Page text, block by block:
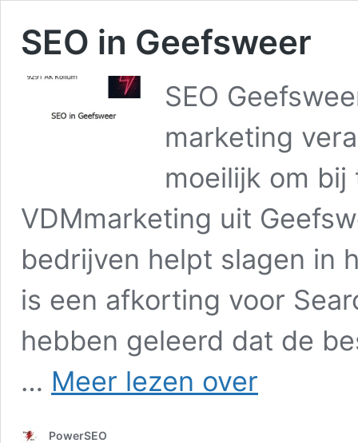
SEO in Geefsweer
SEO
marketing
moeilijk om bij
VDMmarketing uit
bedrijven helpt slagen in
is een afkorting voor
hebben geleerd dat de
… Meer lezen over
PowerSEO